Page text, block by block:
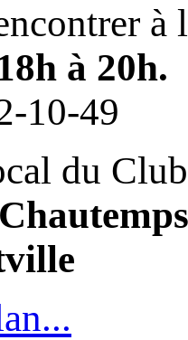
à
à 20h.
10-49
du